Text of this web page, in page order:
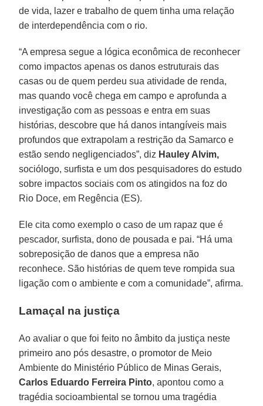
de vida, lazer e trabalho de quem tinha uma relação
de interdependência com o rio.
“A empresa segue a lógica econômica de reconhecer
como impactos apenas os danos estruturais das
casas ou de quem perdeu sua atividade de renda,
mas quando você chega em campo e aprofunda a
investigação com as pessoas e entra em suas
histórias, descobre que há danos intangíveis mais
profundos que extrapolam a restrição da Samarco e
estão sendo negligenciados”, diz Hauley Alvim,
sociólogo, surfista e um dos pesquisadores do estudo
sobre impactos sociais com os atingidos na foz do
Rio Doce, em Regência (ES).
Ele cita como exemplo o caso de um rapaz que é
pescador, surfista, dono de pousada e pai. “Há uma
sobreposição de danos que a empresa não
reconhece. São histórias de quem teve rompida sua
ligação com o ambiente e com a comunidade”, afirma.
Lamaçal na justiça
Ao avaliar o que foi feito no âmbito da justiça neste
primeiro ano pós desastre, o promotor de Meio
Ambiente do Ministério Público de Minas Gerais,
Carlos Eduardo Ferreira Pinto, apontou como a
tragédia socioambiental se tornou uma tragédia